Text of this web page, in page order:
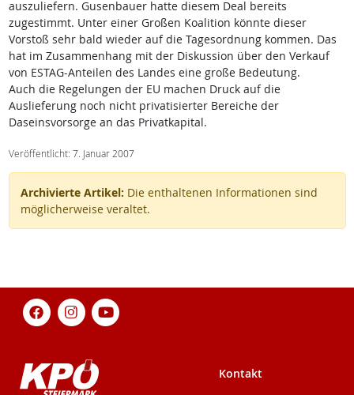
auszuliefern. Gusenbauer hatte diesem Deal bereits
zugestimmt. Unter einer Großen Koalition könnte dieser
Vorstoß sehr bald wieder auf die Tagesordnung kommen. Das
hat im Zusammenhang mit der Diskussion über den Verkauf
von ESTAG-Anteilen des Landes eine große Bedeutung.
Auch die Regelungen der EU machen Druck auf die
Auslieferung noch nicht privatisierter Bereiche der
Daseinsvorsorge an das Privatkapital.
Veröffentlicht: 7. Januar 2007
Archivierte Artikel: Die enthaltenen Informationen sind
möglicherweise veraltet.
Kontakt